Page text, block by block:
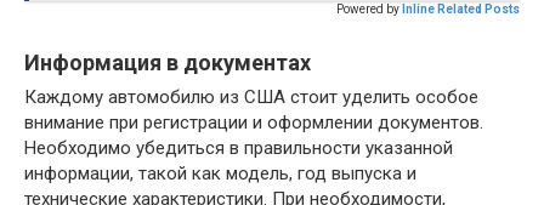
Powered by Inline Related Posts
Информация в документах
Каждому автомобилю из США стоит уделить особое
внимание при регистрации и оформлении документов.
Необходимо убедиться в правильности указанной
информации, такой как модель, год выпуска и
технические характеристики. При необходимости,